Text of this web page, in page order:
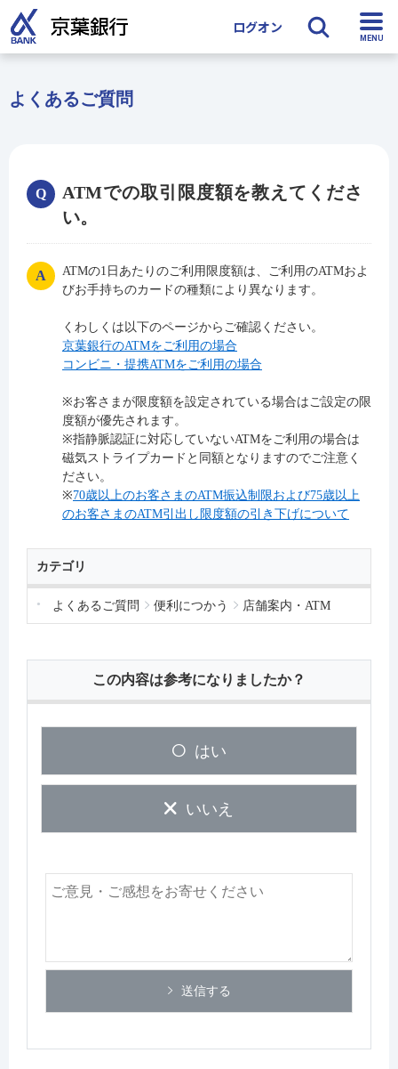
ログオン
よくあるご質問
ATMでの取引限度額を教えてくださ
い。
ATMの1日あたりのご利用限度額は、ご利用のATMおよ
びお手持ちのカードの種類により異なります。
くわしくは以下のページからご確認ください。
京葉銀行のATMをご利用の場合
コンビニ・提携ATMをご利用の場合
※お客さまが限度額を設定されている場合はご設定の限
度額が優先されます。
※指静脈認証に対応していないATMをご利用の場合は
磁気ストライプカードと同額となりますのでご注意く
ださい。
※70歳以上のお客さまのATM振込制限および75歳以上
のお客さまのATM引出し限度額の引き下げについて
カテゴリ
よくあるご質問 便利につかう 店舗案内・ATM
この内容は参考になりましたか？
はい
いいえ
送信する